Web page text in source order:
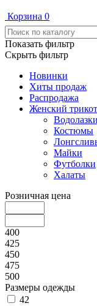
Корзина 0
Показать фильтр
Скрыть фильтр
Новинки
Хиты продаж
Распродажа
Женский
Водолазки
Костюмы
Майки
Футболки
Халаты
Розничная цена
400
425
450
475
500
Размеры одежды
42